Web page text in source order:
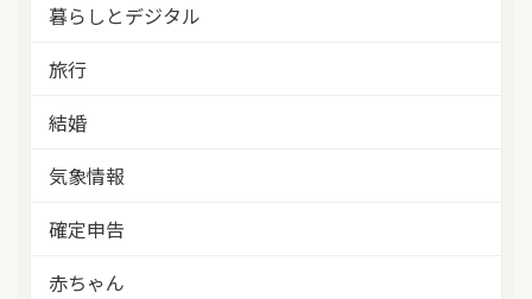
暮らしとデジタル
旅行
結婚
気象情報
確定申告
赤ちゃん